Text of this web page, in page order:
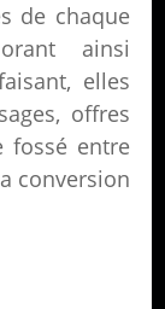
de chaque
ainsi
elles
offres
fossé entre
conversion